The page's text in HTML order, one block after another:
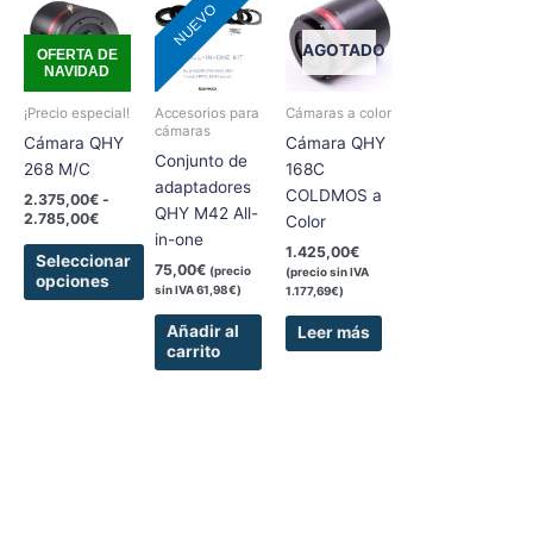
OFERTA DE
NAVIDAD
¡Precio especial!
Cámara QHY
268 M/C
2.375,00€ -
2.785,00€
de
precios:
desde
2.375,00€
hasta
2.785,00€
Seleccionar
opciones
producto
tiene
múltiples
opciones
se
pueden
en
NUEVO
Accesorios para
cámaras
Conjunto de
adaptadores
QHY M42 All-
in-one
75,00€ (precio
sin IVA61,98€)
Añadir al
carrito
AGOTADO
Cámaras a color
Cámara QHY
168C
COLDMOS a
Color
1.425,00€
(precio sin IVA
1.177,69€)
Leer más